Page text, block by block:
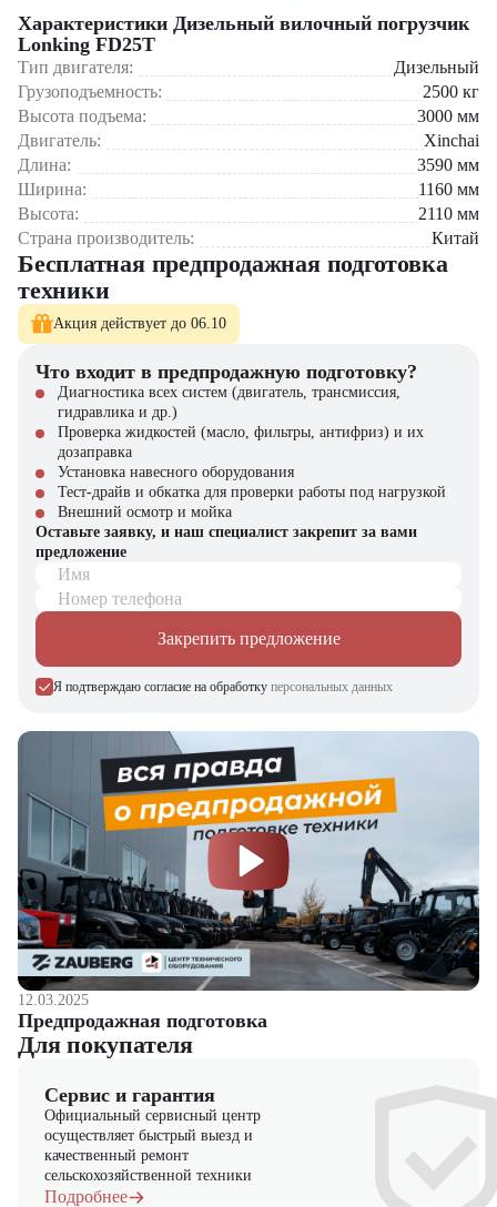
оператора
хорошей обзорностью и
эргономичным управлением
Надежная конструкция
качественные
комплектующие
обеспечивают долговечность
Где применяется вилочный погрузчик Lonking FD25T?
Производственные предприятия
Строительные площадки
Торговые базы и оптовые склады
Агропромышленные объекты
Почему стоит выбрать Lonking FD25T?
Надежность и долговечность в тяжелых условиях эксплуатации
Экономичный расход дизельного топлива
Комфорт и безопасность оператора на первом месте
Высокая производительность и устойчивость
Широкая сфера применения и легкость обслуживания
Компания "ЦТО" – официальный дилер техники Lonking,
предлагающий новые модели складского оборудования с гарантией.
У нас вы найдете: широкий выбор спецтехники, вилочных
погрузчиков, малой складской техники, навесного оборудования,
запчасти для долгосрочной эксплуатации, профессиональные
консультации по выбору техники.
Характеристики Дизельный вилочный погрузчик
Lonking FD25T
Тип двигателя:
Дизельный
Грузоподъемность:
2500 кг
Высота подъема:
3000 мм
Двигатель:
Xinchai
Длина:
3590 мм
Ширина:
1160 мм
Высота:
2110 мм
Страна производитель:
Китай
Бесплатная предпродажная подготовка
техники
Акция действует до 06.10
Что входит в предпродажную подготовку?
Диагностика всех систем (двигатель, трансмиссия,
гидравлика и др.)
Проверка жидкостей (масло, фильтры, антифриз) и их
дозаправка
Установка навесного оборудования
Тест-драйв и обкатка для проверки работы под нагрузкой
Внешний осмотр и мойка
Оставьте заявку, и наш специалист закрепит за вами
предложение
Имя
Номер телефона
Закрепить предложение
Я подтверждаю согласие на обработку персональных данных
12.03.2025
Предпродажная подготовка
Для покупателя
Сервис и гарантия
Официальный сервисный центр
осуществляет быстрый выезд и
качественный ремонт
сельскохозяйственной техники
Подробнее